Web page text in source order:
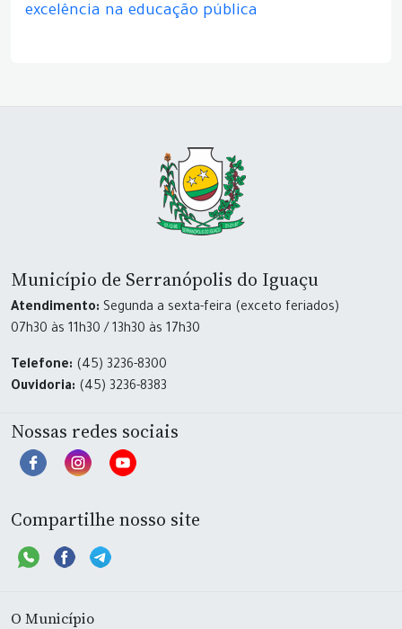
excelência na educação pública
Município de Serranópolis do Iguaçu
Atendimento: Segunda a sexta-feira (exceto feriados)
07h30 às 11h30 / 13h30 às 17h30
Telefone: (45) 3236-8300
Ouvidoria: (45) 3236-8383
Nossas redes sociais
Compartilhe nosso site
O Município